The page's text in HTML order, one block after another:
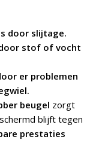
door slijtage.
stof of vocht
er problemen
beugel zorgt
blijft tegen
prestaties